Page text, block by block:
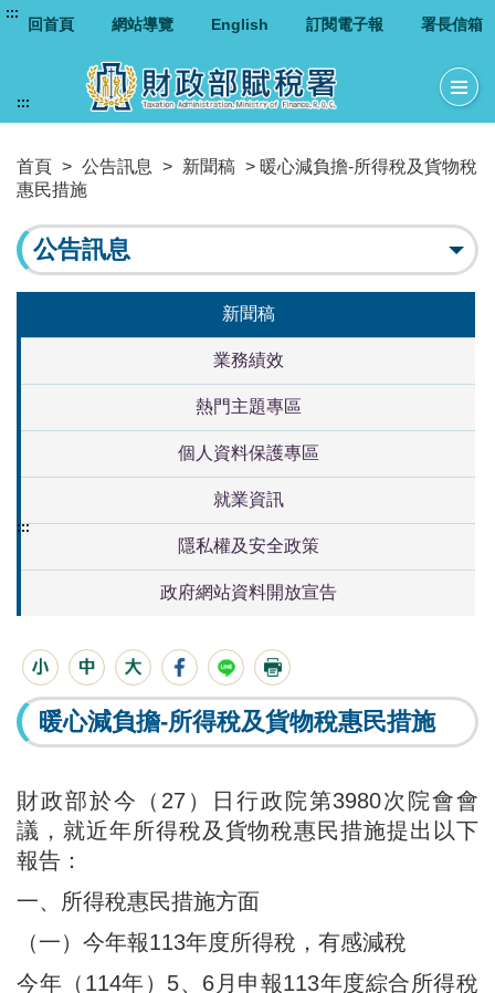
:::
回首頁 網站導覽 English 訂閱電子報 署長信箱
首頁 > 公告訊息 > 新聞稿 > 暖心減負擔-所得稅及貨物稅
惠民措施
:::
公告訊息
新聞稿
業務績效
熱門主題專區
個人資料保護專區
就業資訊
隱私權及安全政策
政府網站資料開放宣告
:::
暖心減負擔-所得稅及貨物稅惠民措施
財政部於今（27）日行政院第3980次院會會
議，就近年所得稅及貨物稅惠民措施提出以下
報告：
一、所得稅惠民措施方面
（一）今年報113年度所得稅，有感減稅
今年（114年）5、6月申報113年度綜合所得稅